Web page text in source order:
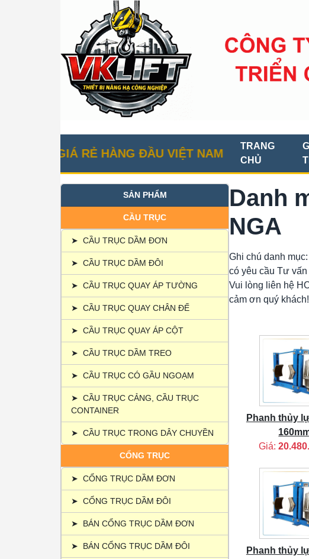
GIÁ RẺ HÀNG ĐẦU VIỆT NAM
TRANG
CHỦ
SẢN PHẨM
CẦU TRỤC
➤ CẦU TRỤC DẦM ĐƠN
➤ CẦU TRỤC DẦM ĐÔI
➤ CẦU TRỤC QUAY ÁP TƯỜNG
➤ CẦU TRỤC QUAY CHÂN ĐẾ
➤ CẦU TRỤC QUAY ÁP CỘT
➤ CẦU TRỤC DẦM TREO
➤ CẦU TRỤC CÓ GẦU NGOẠM
➤ CẦU TRỤC CẢNG, CẦU TRỤC
CONTAINER
➤ CẦU TRỤC TRONG DÂY CHUYỀN
CỔNG TRỤC
➤ CỔNG TRỤC DẦM ĐƠN
➤ CỔNG TRỤC DẦM ĐÔI
➤ BÁN CỔNG TRỤC DẦM ĐƠN
➤ BÁN CỔNG TRỤC DẦM ĐÔI
Danh
NGA
Ghi chú danh
có yêu cầu Tư
Vui lòng liên hệ
cảm ơn quý khách!
Phanh thủy
Giá:
Phanh thủy